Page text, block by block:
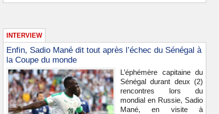
INTERVIEW
Enfin, Sadio Mané dit tout après l’échec du Sénégal à
la Coupe du monde
L’éphémère capitaine du
Sénégal durant deux (2)
rencontres lors du
mondial en Russie, Sadio
Mané, en visite à